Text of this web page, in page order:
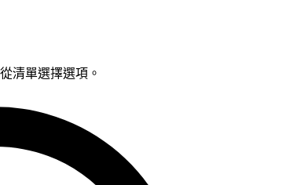
清單選擇選項。